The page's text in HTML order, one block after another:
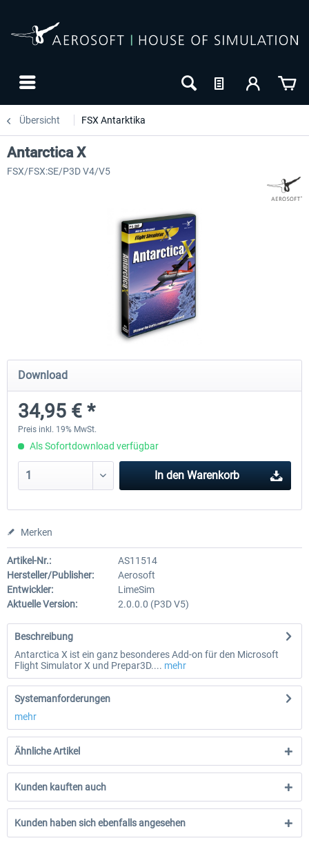
Übersicht FSX Antarktika
Antarctica X
FSX/FSX:SE/P3D V4/V5
Download
34,95 € *
Preis inkl. 19% MwSt.
Als Sofortdownload verfügbar
In den Warenkorb
Merken
Artikel-Nr.:
AS11514
Hersteller/Publisher:
Aerosoft
Entwickler:
LimeSim
Aktuelle Version:
2.0.0.0 (P3D V5)
Beschreibung
Antarctica X ist ein ganz besonderes Add-on für den Microsoft
Flight Simulator X und Prepar3D.... mehr
Systemanforderungen
mehr
Ähnliche Artikel
Kunden kauften auch
Kunden haben sich ebenfalls angesehen